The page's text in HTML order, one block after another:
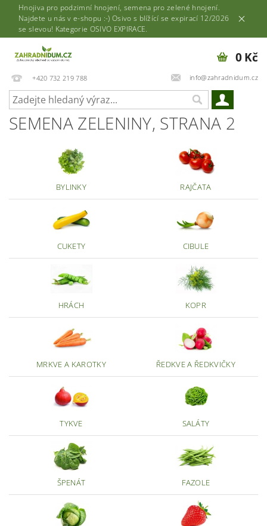
Hnojiva pro podzimní hnojení, semena pro zelené hnojení.
Najdete u nás v e-shopu :-) Osivo s blížící se expirací 12/2026
se slevou! Kategorie OSIVO EXPIRACE.
+420 732 219 788 info@zahradnidum.cz
0 Kč
SEMENA ZELENINY, STRANA 2
BYLINKY RAJČATA
CUKETY CIBULE
HRÁCH KOPR
MRKVE A KAROTKY ŘEDKVE A ŘEDKVIČKY
TYKVE SALÁTY
ŠPENÁT FAZOLE